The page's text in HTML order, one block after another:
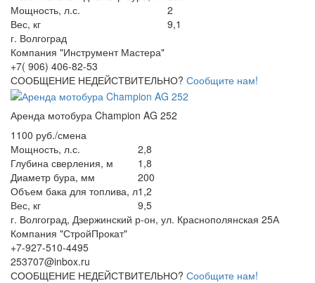
Мощность, л.с.
2
Вес, кг
9,1
г. Волгоград
Компания "Инструмент Мастера"
+7( 906) 406-82-53
СООБЩЕНИЕ НЕДЕЙСТВИТЕЛЬНО? Сообщите нам!
Аренда мотобура Champion AG 252
1100 руб./смена
Мощность, л.с.
2,8
Глубина сверления, м
1,8
Диаметр бура, мм
200
Объем бака для топлива, л1,2
Вес, кг
9,5
г. Волгоград, Дзержинский р-он, ул. Краснополянская 25А
Компания "СтройПрокат"
+7-927-510-4495
253707@inbox.ru
СООБЩЕНИЕ НЕДЕЙСТВИТЕЛЬНО? Сообщите нам!